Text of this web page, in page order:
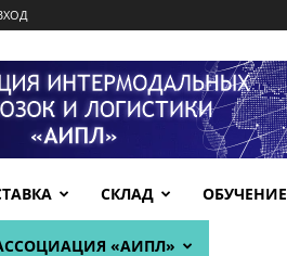
СКЛАД ОБУЧЕНИЕ
«АИПЛ»